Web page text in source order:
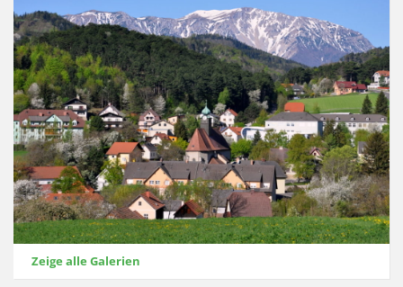
Zeige alle Galerien